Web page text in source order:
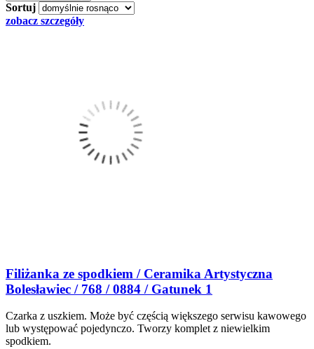
Sortuj
zobacz szczegóły
Filiżanka ze spodkiem / Ceramika Artystyczna
Bolesławiec / 768 / 0884 / Gatunek 1
Czarka z uszkiem. Może być częścią większego serwisu kawowego
lub występować pojedynczo. Tworzy komplet z niewielkim
spodkiem.